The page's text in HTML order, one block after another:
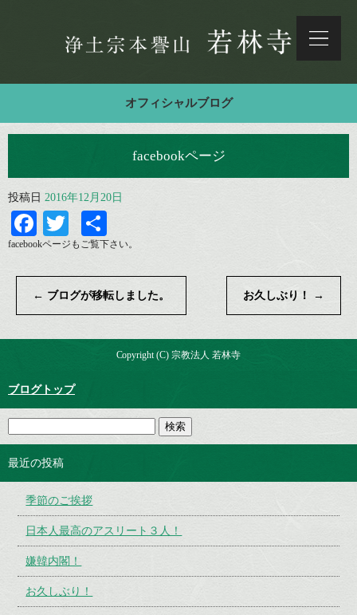
オフィシャルブログ
facebookページ
投稿日 2016年12月20日
Facebook
Twitter
有
facebookページもご覧下さい。
← ブログが移転しました。 お久しぶり！ →
Copyright (C) 宗教法人 若林寺
ブログトップ
最近の投稿
季節のご挨拶
日本人最高のアスリート３人！
嫌韓内閣！
お久しぶり！